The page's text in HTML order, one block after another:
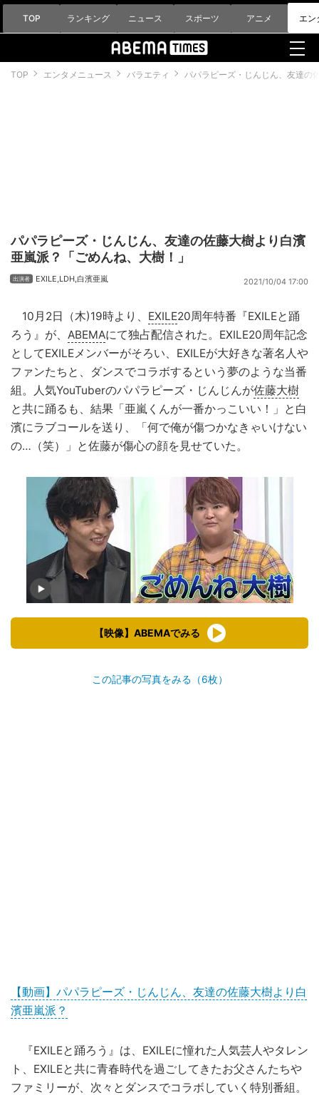
TOP ランキング ニュース スポーツ アニメ エン
TOP エンタメニュース バラエティ パパラピーズ・じんじん、友達の
パパラピーズ・じんじん、友達の佐藤大樹より白濱
亜嵐派？「ごめんね、大樹！」
EXILE LDH 白濱亜嵐 2021/10/04 17:00
10月2日（木)19時より、 EXILE20周年特番『EXILEと踊
ろう』が、 ABEMAにて独占配信された。EXILE20周年記念
としてEXILEメンバーがそろい、EXILEが大好きな著名人や
ファンたちと、ダンスでコラボするという夢のような当番
組。人気YouTuberのパパラピーズ・じんじんが佐藤大樹
と共に踊るも、結果「亜嵐くんが一番かっこいい！」と白
濱にラブコールを送り、「何で俺が傷つかなきゃいけない
の…（笑）」と佐藤が傷心の顔を見せていた。
【映像】ABEMAでみる
この記事の写真をみる（6枚）
【動画】パパラピーズ・じんじん、友達の佐藤大樹より白
濱亜嵐派？
『EXILEと踊ろう』は、EXILEに憧れた人気芸人やタレン
ト、EXILEと共に青春時代を過ごしてきたお父さんたちや
ファミリーが、次々とダンスでコラボしていく特別番組。